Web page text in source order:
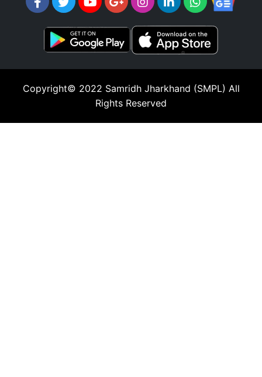
Copyright© 2022 Samridh Jharkhand (SMPL) All
Rights Reserved